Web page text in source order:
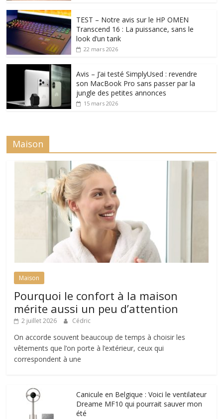
TEST – Notre avis sur le HP OMEN
Transcend 16 : La puissance, sans le
look d’un tank
22 mars 2026
Avis – J’ai testé SimplyUsed : revendre
son MacBook Pro sans passer par la
jungle des petites annonces
15 mars 2026
Maison
Maison
Pourquoi le confort à la maison
mérite aussi un peu d’attention
2 juillet 2026 Cédric
On accorde souvent beaucoup de temps à choisir les
vêtements que l’on porte à l’extérieur, ceux qui
correspondent à une
Canicule en Belgique : Voici le ventilateur
Dreame MF10 qui pourrait sauver mon
été